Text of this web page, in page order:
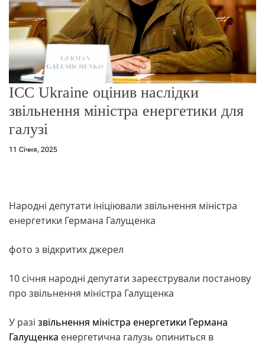
ICC Ukraine оцінив наслідки
звільнення міністра енергетики для
галузі
11 Січня, 2025
Народні депутати ініціювали звільнення міністра
енергетики Германа Галущенка
фото з відкритих джерел
10 січня народні депутати зареєстрували постанову
про звільнення міністра Галущенка
У разі звільнення міністра енергетики Германа
Галущенка енергетична галузь опиниться в